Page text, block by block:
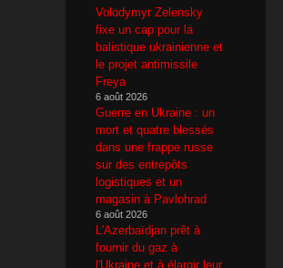
Volodymyr Zelensky
fixe un cap pour la
balistique ukrainienne et
le projet antimissile
Freya
6 août 2026
Guerre en Ukraine : un
mort et quatre blessés
dans une frappe russe
sur des entrepôts
logistiques et un
magasin à Pavlohrad
6 août 2026
L'Azerbaïdjan prêt à
fournir du gaz à
l'Ukraine et à élargir leur